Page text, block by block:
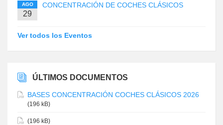
AGO
29
CONCENTRACIÓN DE COCHES CLÁSICOS
Ver todos los Eventos
ÚLTIMOS DOCUMENTOS
BASES CONCENTRACIÓN COCHES CLÁSICOS 2026
(196 kB)
(196 kB)